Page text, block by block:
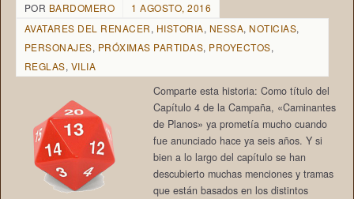
POR BARDOMERO
1 AGOSTO, 2016
AVATARES DEL RENACER, HISTORIA, NESSA, NOTICIAS,
PERSONAJES, PRÓXIMAS PARTIDAS, PROYECTOS,
REGLAS, VILIA
Comparte esta historia: Como título del
Capítulo 4 de la Campaña, «Caminantes
de Planos» ya prometía mucho cuando
fue anunciado hace ya seis años. Y si
bien a lo largo del capítulo se han
descubierto muchas menciones y tramas
que están basados en los distintos